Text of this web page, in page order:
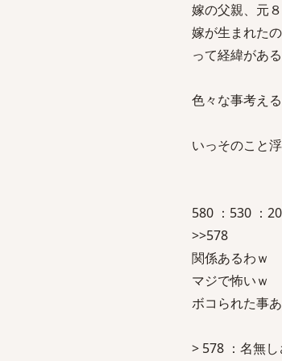
嫁の父親、元
嫁が生まれた
って経緯があ
色々な事考え
いっそのこと
580 ：530 ：
>>578
関係あるわｗ
マジで怖いｗ
ボコられた事
> 578 ：名無